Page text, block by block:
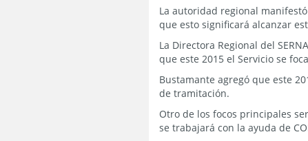
La autoridad regional
que esto significará alcanzar
La Directora Regional del
que este 2015 el Servicio se
Bustamante agregó que este
de tramitación.
Otro de los focos principales
se trabajará con la ayuda de